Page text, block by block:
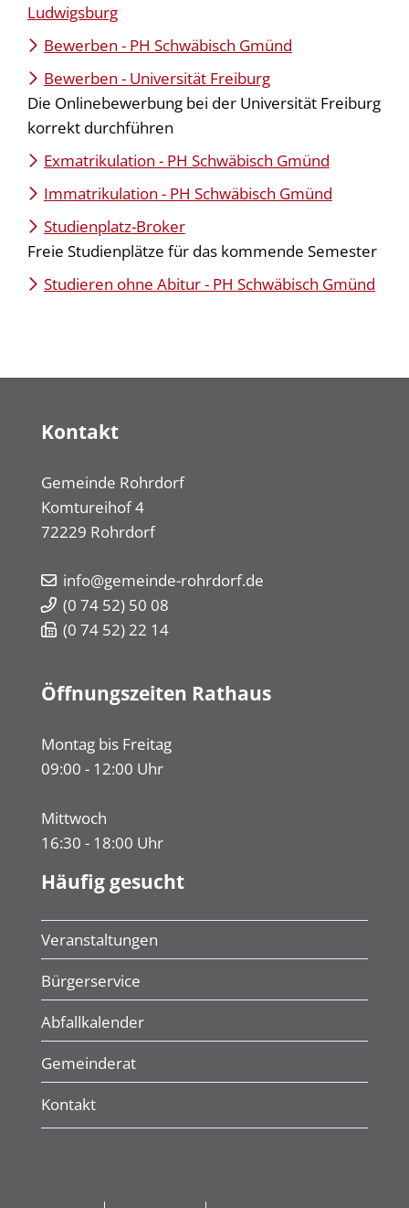
Ludwigsburg
Bewerben - PH Schwäbisch Gmünd
Bewerben - Universität Freiburg
Die Onlinebewerbung bei der Universität Freiburg
korrekt durchführen
Exmatrikulation - PH Schwäbisch Gmünd
Immatrikulation - PH Schwäbisch Gmünd
Studienplatz-Broker
Freie Studienplätze für das kommende Semester
Studieren ohne Abitur - PH Schwäbisch Gmünd
Kontakt
Gemeinde Rohrdorf
Komtureihof 4
72229 Rohrdorf
info@gemeinde-rohrdorf.de
(0 74 52) 50 08
(0 74 52) 22 14
Öffnungszeiten Rathaus
Montag bis Freitag
09:00 - 12:00 Uhr
Mittwoch
16:30 - 18:00 Uhr
Häufig gesucht
Veranstaltungen
Bürgerservice
Abfallkalender
Gemeinderat
Kontakt